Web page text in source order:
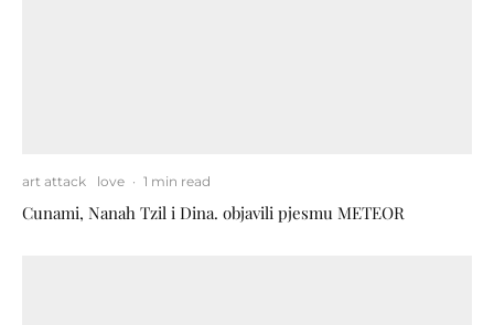
art attack love · 1 min read
Cunami, Nanah Tzil i Dina. objavili pjesmu METEOR